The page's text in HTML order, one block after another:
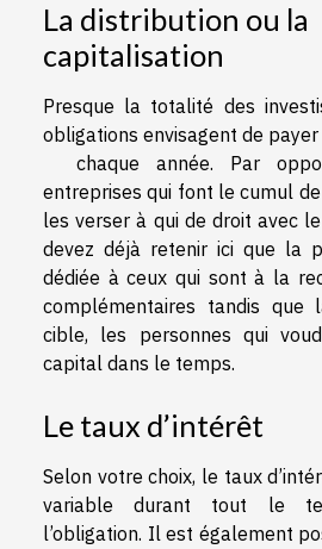
La distribution ou la
capitalisation
Presque la totalité des
obligations envisagent de
chaque année. Par
entreprises qui font le cumul
les verser à qui de droit avec
devez déjà retenir ici que la
dédiée à ceux qui sont à la
complémentaires tandis que
cible, les personnes qui
capital dans le temps.
Le taux d’intérêt
Selon votre choix, le taux
variable durant tout le
l’obligation. Il est également